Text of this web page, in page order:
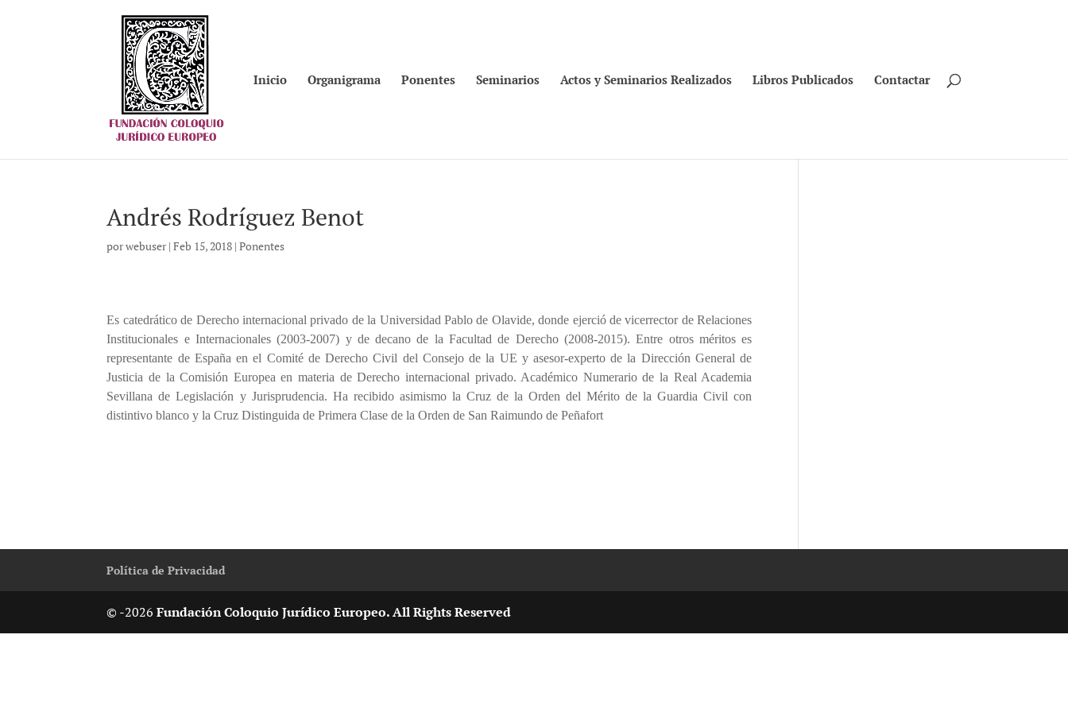
Inicio Organigrama Ponentes Seminarios Actos y Seminarios Realizados Libros Publicados Contactar
Andrés Rodríguez Benot
porwebuser|Feb 15, 2018 |Ponentes
Es catedrático de Derecho internacional privado de la Universidad Pablo de Olavide, donde ejerció de vicerrector de Relaciones
Institucionales e Internacionales (2003-2007) y de decano de la Facultad de Derecho (2008-2015). Entre otros méritos es
representante de España en el Comité de Derecho Civil del Consejo de la UE y asesor-experto de la Dirección General de
Justicia de la Comisión Europea en materia de Derecho internacional privado. Académico Numerario de la Real Academia
Sevillana de Legislación y Jurisprudencia. Ha recibido asimismo la Cruz de la Orden del Mérito de la Guardia Civil con
distintivo blanco y la Cruz Distinguida de Primera Clase de la Orden de San Raimundo de Peñafort
Política de Privacidad
© -2026Fundación Coloquio Jurídico Europeo. All Rights Reserved